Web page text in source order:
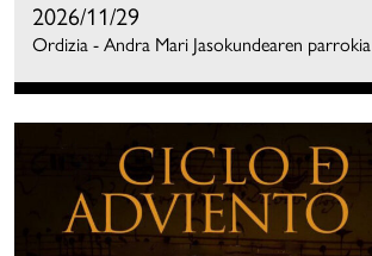
2026/11/29
Ordizia - Andra Mari Jasokundearen parrokia